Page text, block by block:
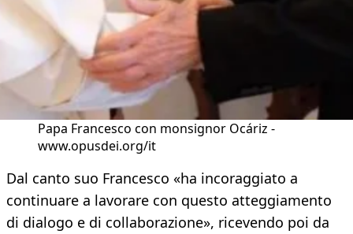
Papa Francesco con monsignor Ocáriz -
www.opusdei.org/it
Dal canto suo Francesco «ha incoraggiato a
continuare a lavorare con questo atteggiamento
di dialogo e di collaborazione», ricevendo poi da